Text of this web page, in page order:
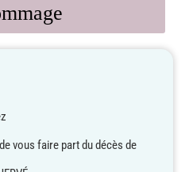
vous faire part du décès de